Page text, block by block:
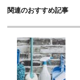
関連のおすすめ記事